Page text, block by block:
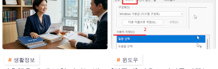
생활정보 윈도우